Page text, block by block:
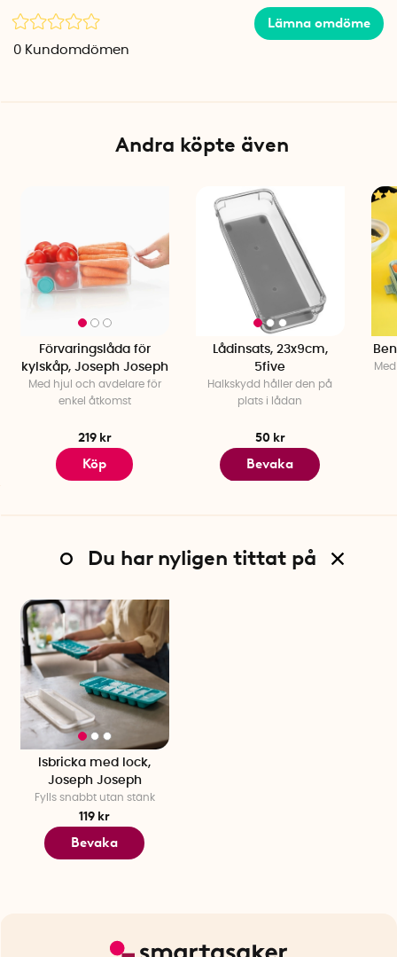
Materialet är BPA-fritt och tål maskindisk.
Specifikationer
Varumärke: Joseph Joseph
Lämna omdöme
0 Kundomdömen
Andra köpte även
Förvaringslåda för
kylskåp, Joseph Joseph
Med hjul och avdelare för
enkel åtkomst
219 kr
Köp
Lådinsats, 23x9cm,
5five
Halkskydd håller den på
plats i lådan
50 kr
Bevaka
Du har nyligen tittat på
Isbricka med lock,
Joseph Joseph
Fylls snabbt utan stänk
119 kr
Bevaka